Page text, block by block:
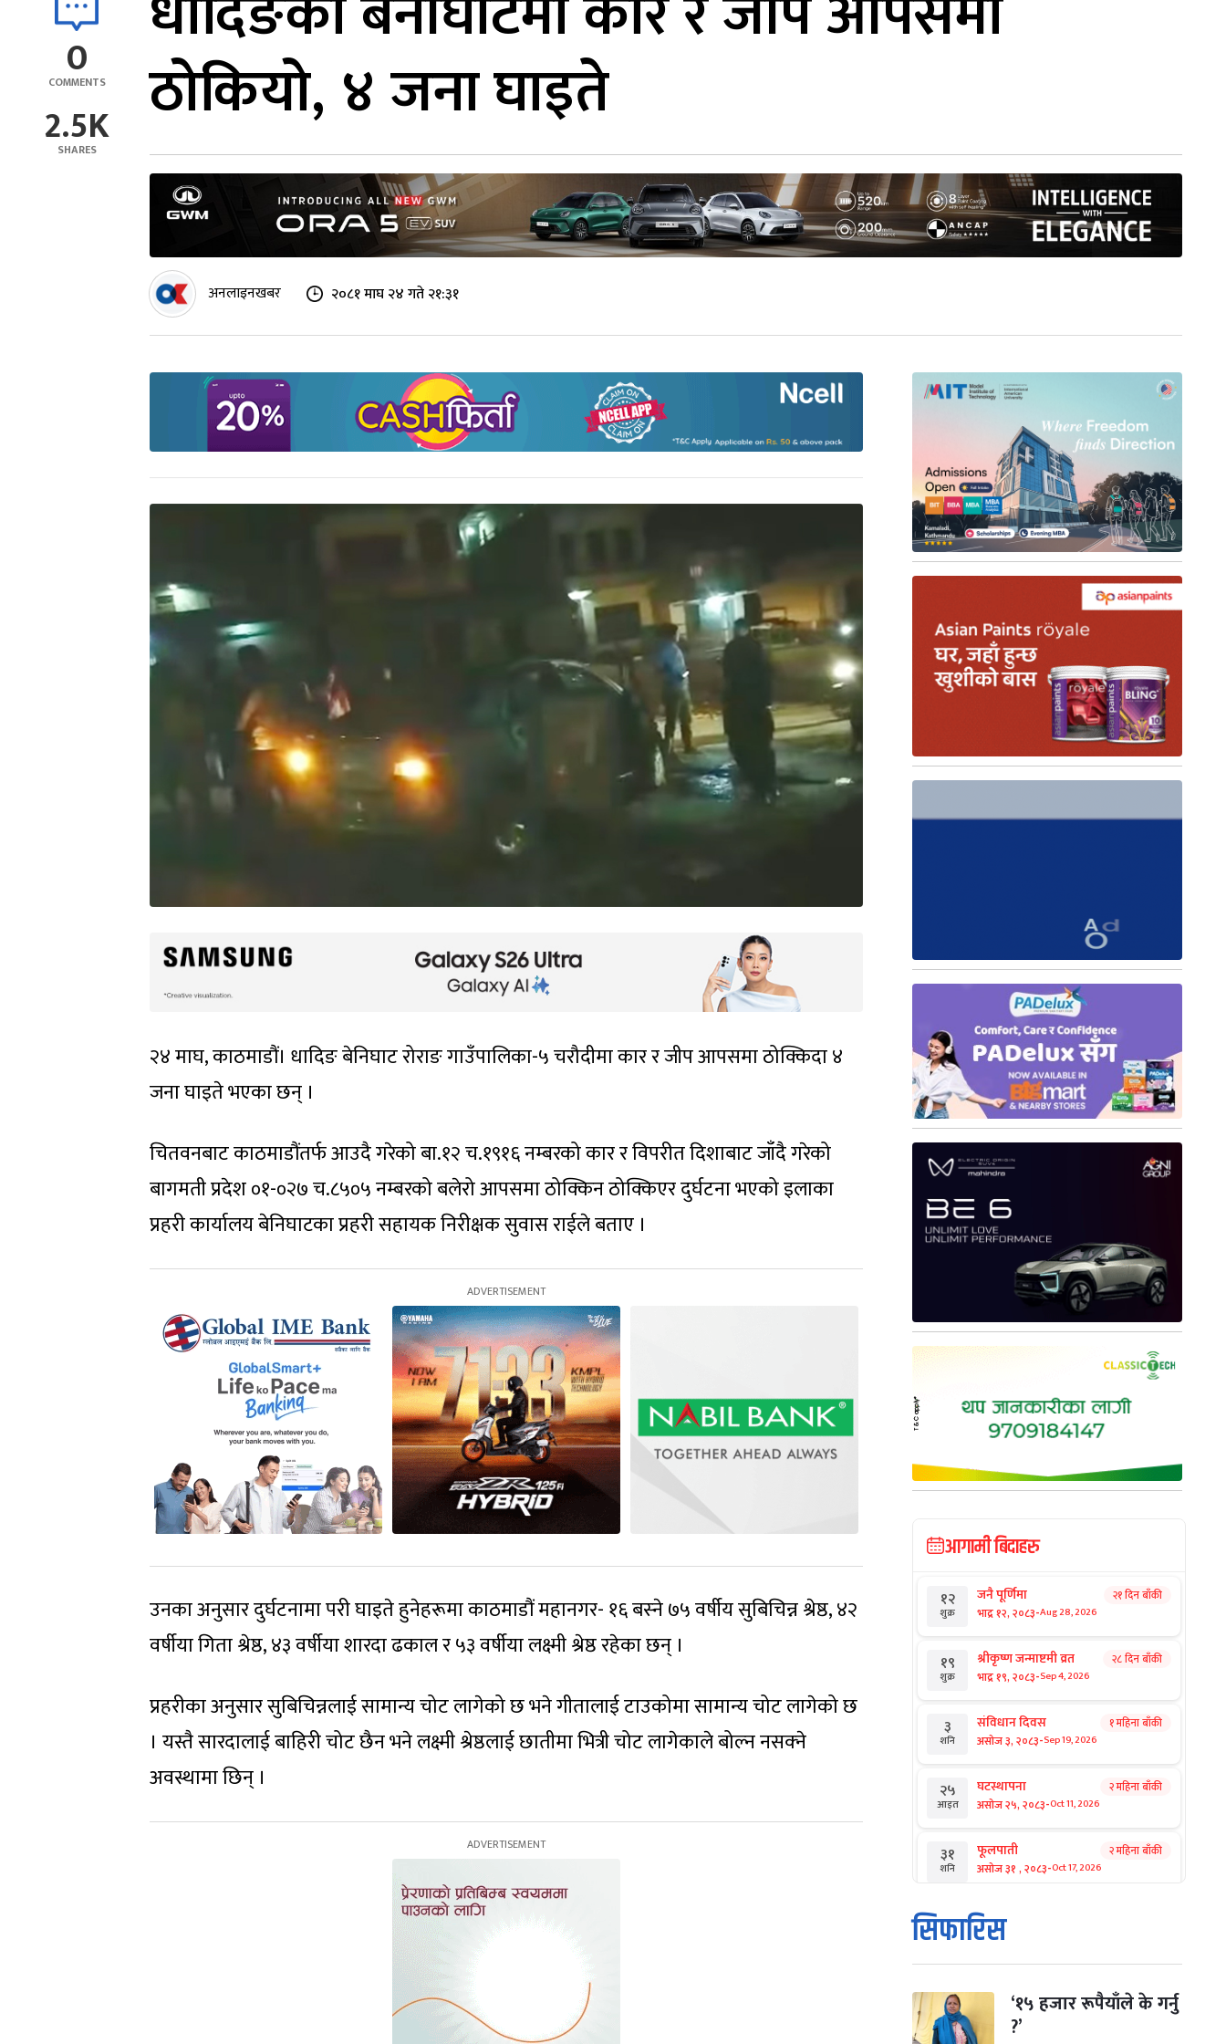
0
COMMENTS
2.5K
SHARES
ठोकियो, ४ जना घाइते
अनलाइनखबर २०८१ माघ २४ गते २१:३१
२४ माघ, काठमाडौं। धादिङ बेनिघाट रोराङ गाउँपालिका-५ चरौदीमा कार र जीप आपसमा ठोक्किदा ४
जना घाइते भएका छन् ।
चितवनबाट काठमाडौंतर्फ आउदै गरेको बा.१२ च.१९१६ नम्बरको कार र विपरीत दिशाबाट जाँदै गरेको
बागमती प्रदेश ०१-०२७ च.८५०५ नम्बरको बलेरो आपसमा ठोक्किन ठोक्किएर दुर्घटना भएको इलाका
प्रहरी कार्यालय बेनिघाटका प्रहरी सहायक निरीक्षक सुवास राईले बताए ।
उनका अनुसार दुर्घटनामा परी घाइते हुनेहरूमा काठमाडौं महानगर- १६ बस्‍ने ७५ वर्षीय सुबिचिन्न श्रेष्ठ, ४२
वर्षीया गिता श्रेष्ठ, ४३ वर्षीया शारदा ढकाल र ५३ वर्षीया लक्ष्मी श्रेष्ठ रहेका छन् ।
प्रहरीका अनुसार सुबिचिन्नलाई सामान्य चोट लागेको छ भने गीतालाई टाउकोमा सामान्य चोट लागेको छ
। यस्तै सारदालाई बाहिरी चोट छैन भने लक्ष्मी श्रेष्ठलाई छातीमा भित्री चोट लागेकाले बोल्न नसक्‍ने
अवस्थामा छिन् ।
आगामी बिदाहरु
१२
शुक्र
जनै पूर्णिमा
भाद्र १२, २०८३-Aug 28, 2026
२१ दिन बाँकी
१९
शुक्र
श्रीकृष्ण जन्माष्टमी व्रत
भाद्र १९, २०८३-Sep 4, 2026
२८ दिन बाँकी
३
शनि
संविधान दिवस
असोज ३, २०८३-Sep 19, 2026
१ महिना बाँकी
२५
आइत
घटस्थापना
असोज २५, २०८३-Oct 11, 2026
२ महिना बाँकी
३१
शनि
फूलपाती
असोज ३१ , २०८३-Oct 17, 2026
२ महिना बाँकी
१
आइत
कार्तिक सङ्क्रान्ति
कार्तिक १, २०८३
मंगल कार्तिक ३, २०८३-Oct 20, 2026
सिफारिस
‘१५ हजार रूपैयाँले के गर्नु
?’